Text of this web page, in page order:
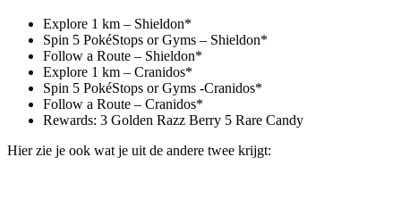
Explore 1 km – Shieldon*
Spin 5 PokéStops or Gyms – Shieldon*
Follow a Route – Shieldon*
Explore 1 km – Cranidos*
Spin 5 PokéStops or Gyms -Cranidos*
Follow a Route – Cranidos*
Rewards: 3 Golden Razz Berry 5 Rare Candy
Hier zie je ook wat je uit de andere twee krijgt: